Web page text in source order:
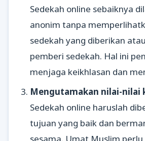
Sedekah online sebaiknya
anonim tanpa
sedekah yang diberikan
pemberi sedekah. Hal ini
menjaga keikhlasan dan
Mengutamakan nilai-nilai
Sedekah online haruslah
tujuan yang baik dan
sesama. Umat Muslim